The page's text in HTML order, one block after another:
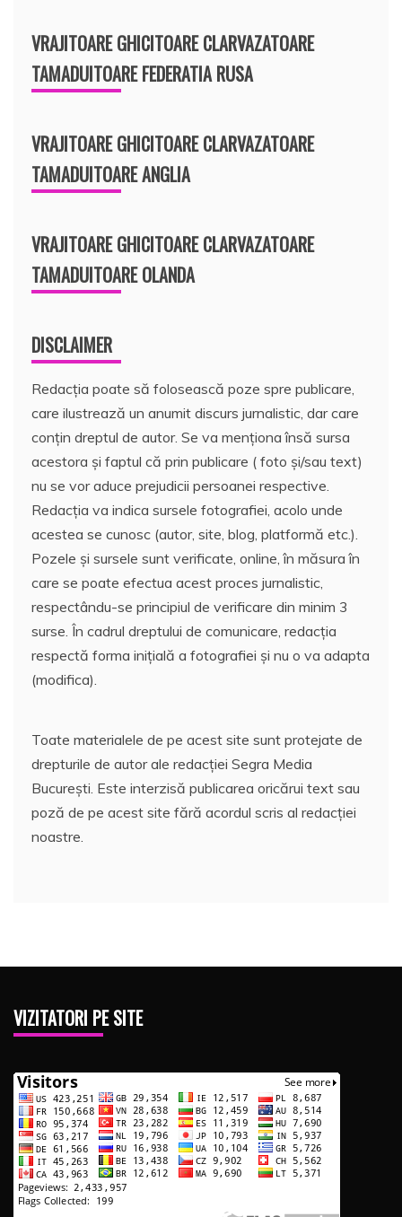
VRAJITOARE GHICITOARE CLARVAZATOARE
TAMADUITOARE FEDERATIA RUSA
VRAJITOARE GHICITOARE CLARVAZATOARE
TAMADUITOARE ANGLIA
VRAJITOARE GHICITOARE CLARVAZATOARE
TAMADUITOARE OLANDA
DISCLAIMER
Redacția poate să folosească poze spre publicare,
care ilustrează un anumit discurs jurnalistic, dar care
conțin dreptul de autor. Se va menționa însă sursa
acestora și faptul că prin publicare ( foto și/sau text)
nu se vor aduce prejudicii persoanei respective.
Redacția va indica sursele fotografiei, acolo unde
acestea se cunosc (autor, site, blog, platformă etc.).
Pozele și sursele sunt verificate, online, în măsura în
care se poate efectua acest proces jurnalistic,
respectându-se principiul de verificare din minim 3
surse. În cadrul dreptului de comunicare, redacția
respectă forma inițială a fotografiei și nu o va adapta
(modifica).
Toate materialele de pe acest site sunt protejate de
drepturile de autor ale redacției Segra Media
București. Este interzisă publicarea oricărui text sau
poză de pe acest site fără acordul scris al redacției
noastre.
VIZITATORI PE SITE